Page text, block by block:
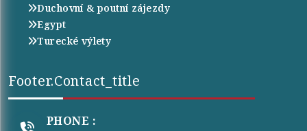
Duchovní & poutní zájezdy
Egypt
Turecké výlety
Footer.contact_title
PHONE :